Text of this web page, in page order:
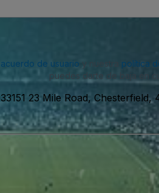
acuerdo de usuario política
puedes darte de baja en
33151 23 Mile Road, Chesterfield,